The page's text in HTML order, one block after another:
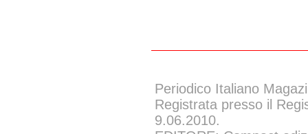
Periodico Italiano
Registrata presso il
9.06.2010.